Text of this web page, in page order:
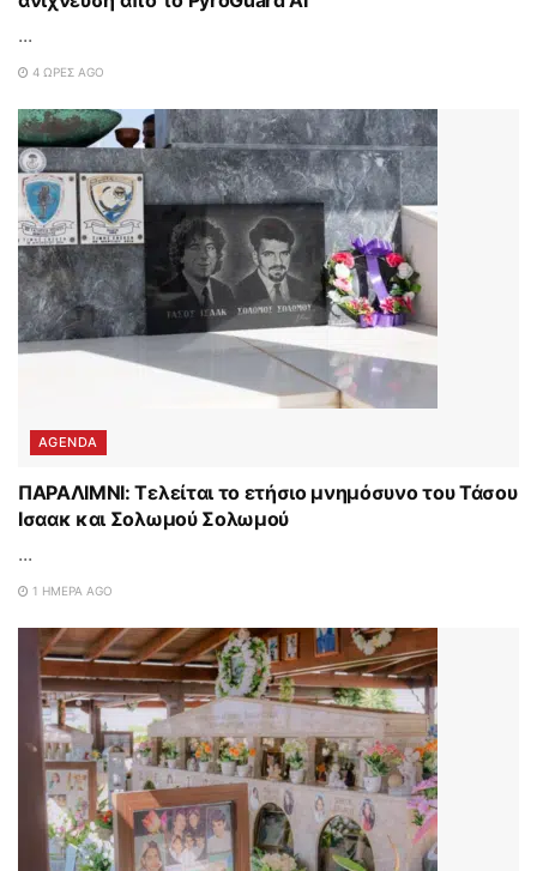
...
4 ΏΡΕΣ AGO
AGENDA
ΠΑΡΑΛΙΜΝΙ: Τελείται το ετήσιο μνημόσυνο του Τάσου
Ισαακ και Σολωμού Σολωμού
...
1 ΗΜΈΡΑ AGO